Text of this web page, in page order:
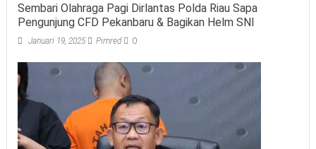
Sembari Olahraga Pagi Dirlantas Polda Riau Sapa
Pengunjung CFD Pekanbaru & Bagikan Helm SNI
Januari 19, 2025 Pimred 0